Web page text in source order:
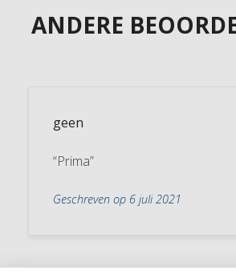
ANDERE
geen
“Prima”
Geschreven op 6 juli 2021